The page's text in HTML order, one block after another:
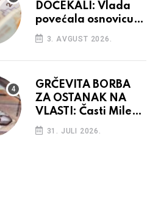
DOČEKALI: Vlada
povećala osnovicu
za obračun plaća
budžetskim
korisnicima
3. AVGUST 2026.
GRČEVITA BORBA
ZA OSTANAK NA
VLASTI: Časti Mile
narodnim parama
31. JULI 2026.